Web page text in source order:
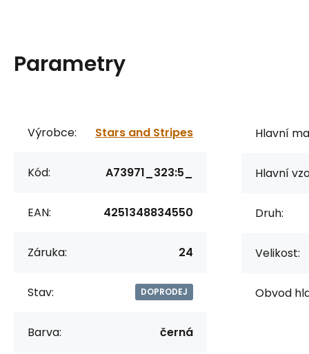
Parametry
Výrobce: Stars and Stripes
Kód: A73971_323:5_
EAN: 4251348834550
Záruka: 24
Stav: DOPRODEJ
Barva: černá
Hlavní
Hlavní
Druh:
Velikost:
Obvod